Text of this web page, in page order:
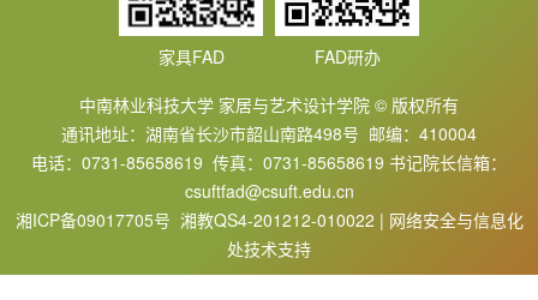
家具FAD
FAD研办
中南林业科技大学 家居与艺术设计学院 © 版权所有
通讯地址：湖南省长沙市韶山南路498号 邮编：410004
电话：0731-85658619 传真：0731-85658619 书记院长信箱：
csuftfad@csuft.edu.cn
湘ICP备09017705号 湘教QS4-201212-010022 | 网络安全与信息化
处技术支持